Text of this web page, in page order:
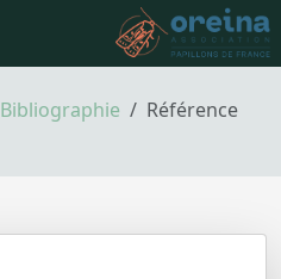
Bibliographie Référence